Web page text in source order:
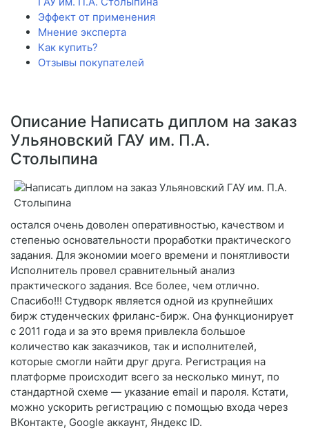
Эффект от применения
Мнение эксперта
Как купить?
Отзывы покупателей
Описание Написать диплом на заказ
Ульяновский ГАУ им. П.А.
Столыпина
остался очень доволен оперативностью, качеством и
степенью основательности проработки практического
задания. Для экономии моего времени и понятливости
Исполнитель провел сравнительный анализ
практического задания. Все более, чем отлично.
Спасибо!!! Студворк является одной из крупнейших
бирж студенческих фриланс-бирж. Она функционирует
с 2011 года и за это время привлекла большое
количество как заказчиков, так и исполнителей,
которые смогли найти друг друга. Регистрация на
платформе происходит всего за несколько минут, по
стандартной схеме — указание email и пароля. Кстати,
можно ускорить регистрацию с помощью входа через
ВКонтакте, Google аккаунт, Яндекс ID.